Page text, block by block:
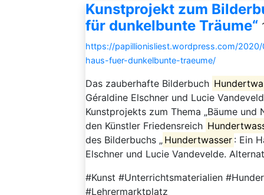
Kunstprojekt zum
für dunkelbunte Träume“
https://papillionisliest.wordpress.com/
haus-fuer-dunkelbunte-traeume/
Das zauberhafte Bilderbuch
Géraldine Elschner und Lucie
Kunstprojekts zum Thema „Bäume
den Künstler Friedensreich
des Bilderbuchs „ Hundertwasser : Ein
Elschner und Lucie Vandevelde.
#Kunst #Unterrichtsmaterialien
#Lehrermarktplatz